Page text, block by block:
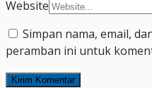
Website
Simpan nama, email,
peramban ini untuk